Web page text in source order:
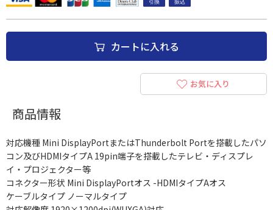
カートに入れる
お気に入り
商品情報
対応機種 Mini DisplayPortまたはThunderbolt Portを搭載したパソ
コン及びHDMIタイプA 19pin端子を搭載したテレビ・ディスプレ
イ・プロジェクター等
コネクター形状 Mini DisplayPortオス -HDMIタイプAオス
ケーブルタイプ ノーマルタイプ